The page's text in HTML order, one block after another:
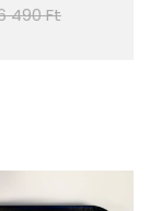
490 Ft